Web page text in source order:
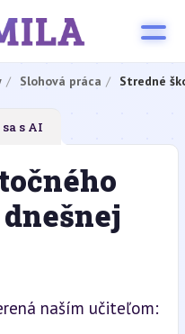
Slohová práca Stredné
sa s AI
naším učiteľom: